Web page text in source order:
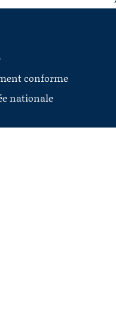
conforme
nationale